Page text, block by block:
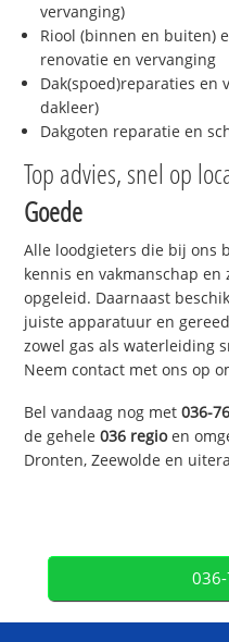
vervanging)
Riool (binnen en buiten)
renovatie en vervanging
Dak(spoed)reparaties en
dakleer)
Dakgoten reparatie en
Top advies, snel op
Goede
Alle loodgieters die bij ons
kennis en vakmanschap
opgeleid. Daarnaast
juiste apparatuur en
zowel gas als waterleiding
Neem contact met ons op
Bel vandaag nog met036-
de gehele036 regioen
Dronten, Zeewolde en